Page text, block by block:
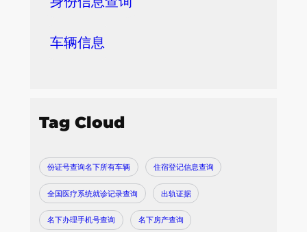
车辆信息
Tag Cloud
份证号查询名下所有车辆 住宿登记信息查询
全国医疗系统就诊记录查询 出轨证据
名下办理手机号查询 名下房产查询